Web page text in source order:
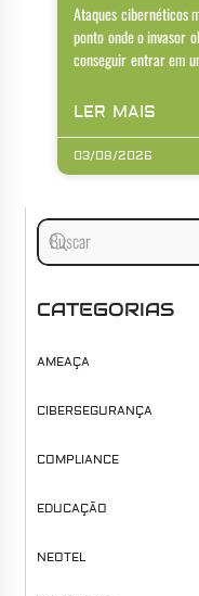
Ataques cibernéticos
ponto onde o invasor
conseguir entrar em
LER MAIS
03/08/2026
CATEGORIAS
AMEAÇA
CIBERSEGURANÇA
COMPLIANCE
EDUCAÇÃO
NEOTEL